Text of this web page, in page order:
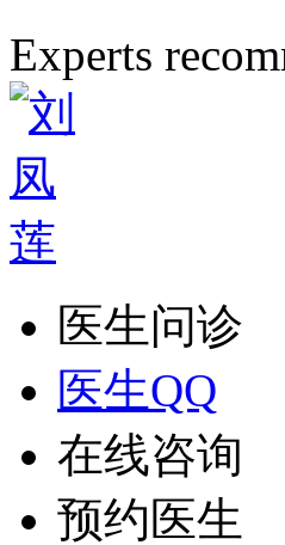
Experts
医生问诊
医生QQ
在线咨询
预约医生